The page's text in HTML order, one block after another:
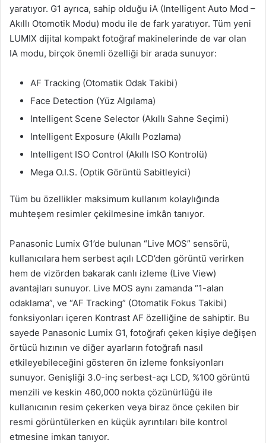
yaratıyor. G1 ayrıca, sahip olduğu iA (Intelligent Auto Mod –
Akıllı Otomotik Modu) modu ile de fark yaratıyor. Tüm yeni
LUMIX dijital kompakt fotoğraf makinelerinde de var olan
IA modu, birçok önemli özelliği bir arada sunuyor:
AF Tracking (Otomatik Odak Takibi)
Face Detection (Yüz Algılama)
Intelligent Scene Selector (Akıllı Sahne Seçimi)
Intelligent Exposure (Akıllı Pozlama)
Intelligent ISO Control (Akıllı ISO Kontrolü)
Mega O.I.S. (Optik Görüntü Sabitleyici)
Tüm bu özellikler maksimum kullanım kolaylığında
muhteşem resimler çekilmesine imkân tanıyor.
Panasonic Lumix G1’de bulunan “Live MOS” sensörü,
kullanıcılara hem serbest açılı LCD’den görüntü verirken
hem de vizörden bakarak canlı izleme (Live View)
avantajları sunuyor. Live MOS aynı zamanda “1-alan
odaklama”, ve “AF Tracking” (Otomatik Fokus Takibi)
fonksiyonları içeren Kontrast AF özelliğine de sahiptir. Bu
sayede Panasonic Lumix G1, fotoğrafı çeken kişiye değişen
örtücü hızının ve diğer ayarların fotoğrafı nasıl
etkileyebileceğini gösteren ön izleme fonksiyonları
sunuyor. Genişliği 3.0-inç serbest-açı LCD, %100 görüntü
menzili ve keskin 460,000 nokta çözünürlüğü ile
kullanıcının resim çekerken veya biraz önce çekilen bir
resmi görüntülerken en küçük ayrıntıları bile kontrol
etmesine imkan tanıyor.